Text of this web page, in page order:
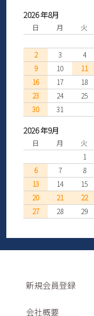
2026 年8月
日 月 火
2
3 4
9
10 11
16
17 18
23
24 25
30
31
2026 年9月
日 月 火
1
6
7 8
13
14 15
20
21 22
27
28 29
新規会員登録
会社概要